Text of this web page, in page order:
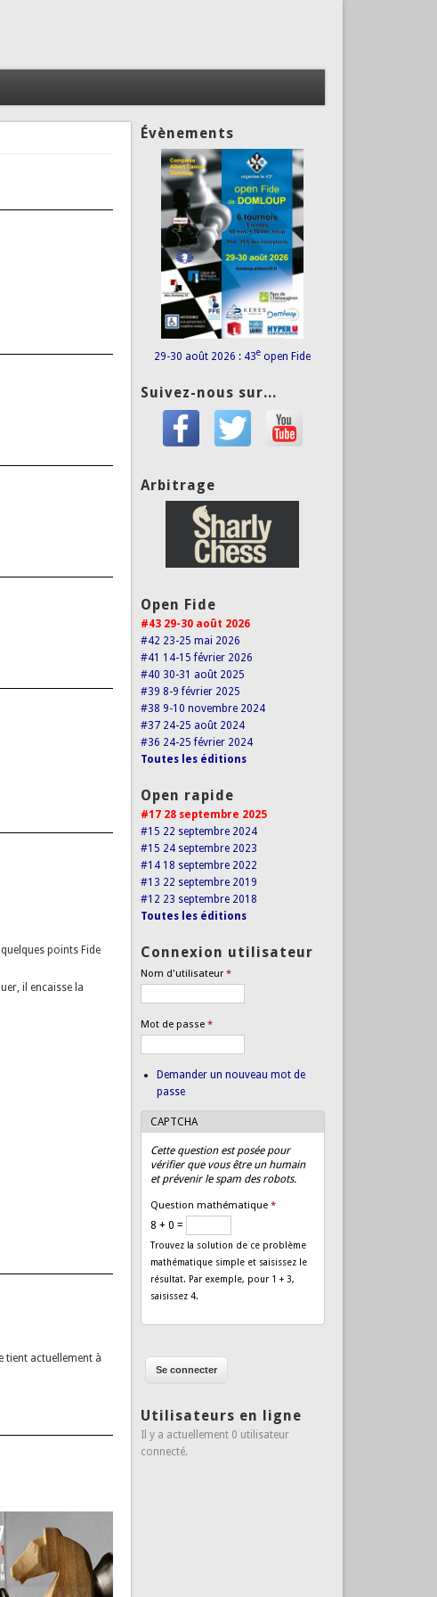
points Fide
il encaisse la
tient actuellement à
Évènements
29-30 août 2026 : 43e open Fide
Suivez-nous sur...
Arbitrage
Open Fide
#43 29-30 août 2026
#42 23-25 mai 2026
#41 14-15 février 2026
#40 30-31 août 2025
#39 8-9 février 2025
#38 9-10 novembre 2024
#37 24-25 août 2024
#36 24-25 février 2024
Toutes les éditions
Open rapide
#17 28 septembre 2025
#15 22 septembre 2024
#15 24 septembre 2023
#14 18 septembre 2022
#13 22 septembre 2019
#12 23 septembre 2018
Toutes les éditions
Connexion utilisateur
Nom d'utilisateur*
Mot de passe *
Demander un nouveau mot de
passe
CAPTCHA
Cette question est posée pour
vérifier que vous être un humain
et prévenir le spam des robots.
Question mathématique *
8 + 0 =
Trouvez la solution de ce problème
mathématique simple et saisissez le
résultat. Par exemple, pour 1 + 3,
saisissez 4.
Utilisateurs en ligne
Il y a actuellement 0 utilisateur
connecté.